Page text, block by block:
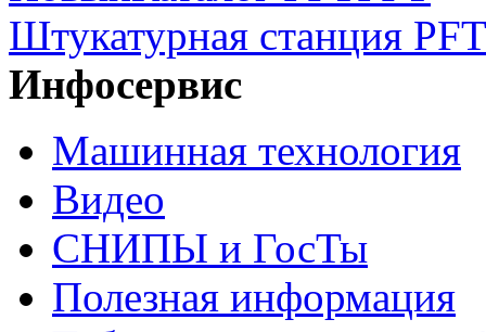
Штукатурная станция
Инфосервис
Машинная технология
Видео
СНИПЫ и ГосТы
Полезная информация